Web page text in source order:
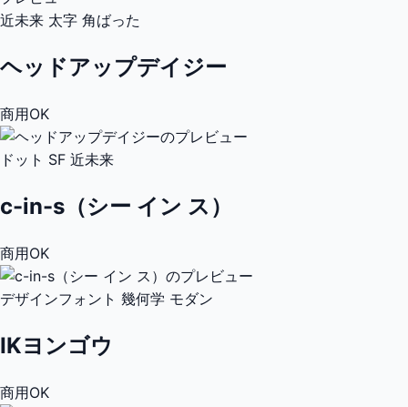
近未来 太字 角ばった
ヘッドアップデイジー
商用OK
ドット SF 近未来
c-in-s（シー イン ス）
商用OK
デザインフォント 幾何学 モダン
IKヨンゴウ
商用OK